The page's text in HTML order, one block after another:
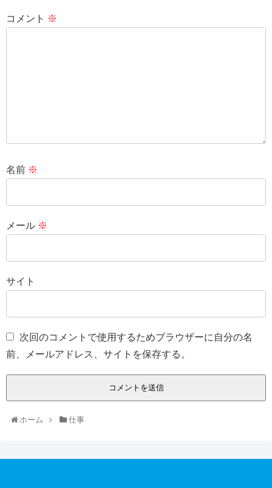
コメント ※
名前 ※
メール ※
サイト
次回のコメントで使用するためブラウザーに自分の名
前、メールアドレス、サイトを保存する。
ホーム 仕事